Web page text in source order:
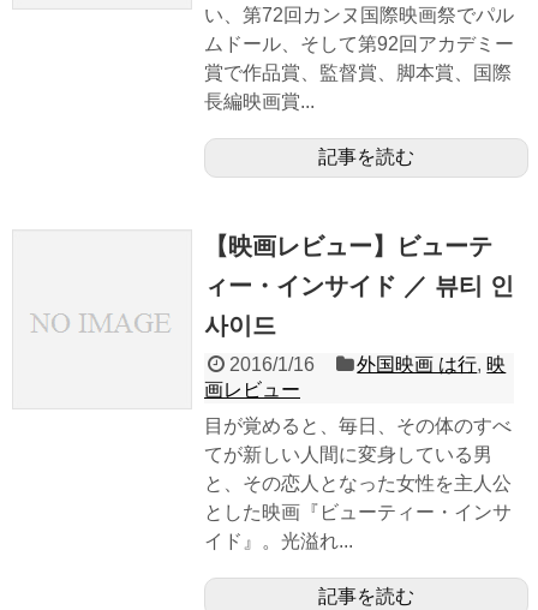
い、第72回カンヌ国際映画祭でパル
ムドール、そして第92回アカデミー
賞で作品賞、監督賞、脚本賞、国際
長編映画賞...
記事を読む
【映画レビュー】ビューテ
ィー・インサイド ／ 뷰티 인
사이드
2016/1/16 外国映画 は行, 映
画レビュー
目が覚めると、毎日、その体のすべ
てが新しい人間に変身している男
と、その恋人となった女性を主人公
とした映画『ビューティー・インサ
イド』。光溢れ...
記事を読む